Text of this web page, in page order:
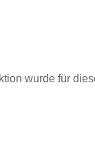
wurde für